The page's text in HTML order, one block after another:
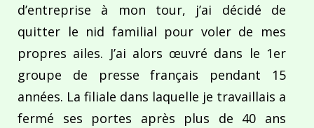
d’entreprise à mon tour, j’ai décidé de
quitter le nid familial pour voler de mes
propres ailes. J’ai alors œuvré dans le 1er
groupe de presse français pendant 15
années. La filiale dans laquelle je travaillais a
fermé ses portes après plus de 40 ans